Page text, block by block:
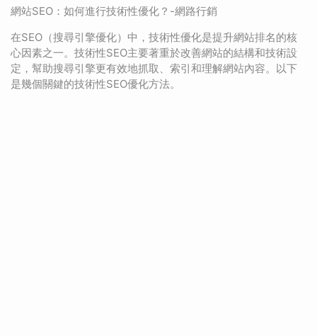
網站SEO：如何進行技術性優化？-網路行銷
在SEO（搜尋引擎優化）中，技術性優化是提升網站排名的核
心因素之一。技術性SEO主要著重於改善網站的結構和技術設
定，幫助搜尋引擎更有效地抓取、索引和理解網站內容。以下
是幾個關鍵的技術性SEO優化方法。